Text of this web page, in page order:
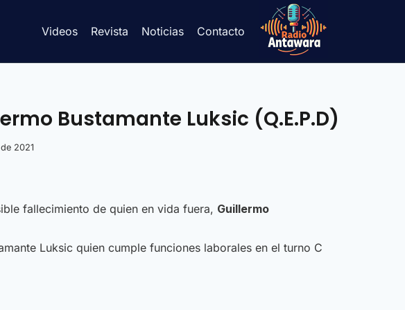
Videos Revista Noticias Contacto
Bustamante Luksic (Q.E.P.D)
2021
fallecimiento de quien en vida fuera, Guillermo
Luksic quien cumple funciones laborales en el turno C